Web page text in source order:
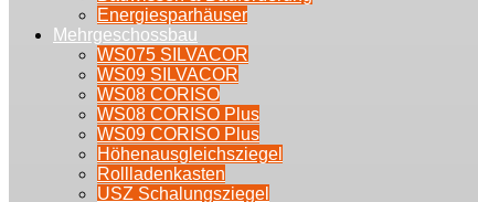
Energiesparhäuser
Mehrgeschossbau
WS075 SILVACOR
WS09 SILVACOR
WS08 CORISO
WS08 CORISO Plus
WS09 CORISO Plus
Höhenausgleichsziegel
Rollladenkasten
USZ Schalungsziegel